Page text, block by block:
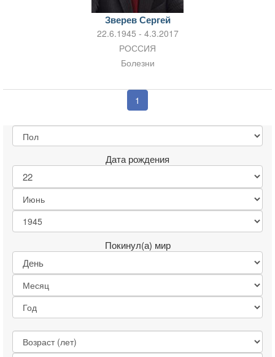
Зверев Сергей
22.6.1945 - 4.3.2017
РОССИЯ
Болезни
1
Дата рождения
Покинул(а) мир